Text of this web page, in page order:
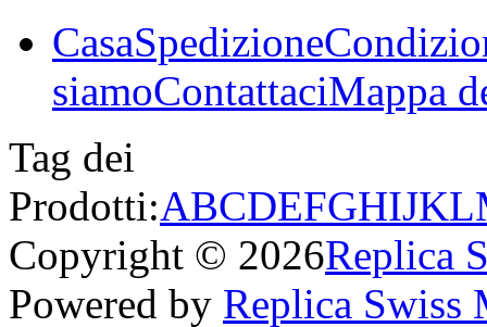
CasaSpedizione
siamoContattaciMappa
Tag dei
Prodotti:ABCDEFGHIJKL
Copyright © 2026Replica
Powered by Replica Swiss